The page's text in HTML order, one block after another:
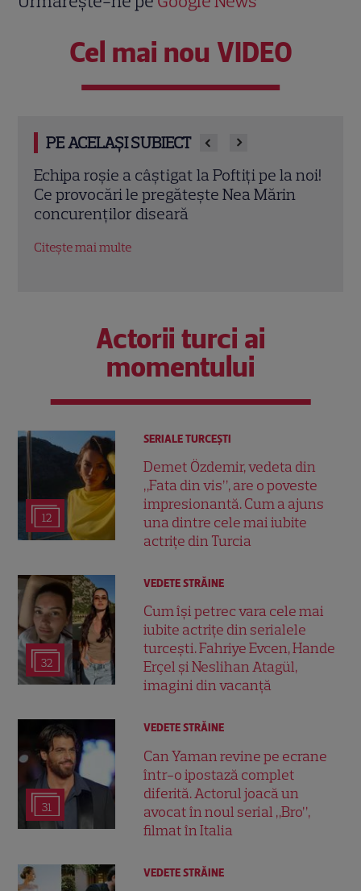
Cel mai nou VIDEO
PE ACELAȘI SUBIECT
Echipa roșie a câștigat la Poftiți pe la noi!
Ce provocări le pregătește Nea Mărin
concurenților diseară
Citește mai multe
Actorii turci ai
momentului
12
SERIALE TURCEŞTI
Demet Özdemir, vedeta din
„Fata din vis”, are o poveste
impresionantă. Cum a ajuns
una dintre cele mai iubite
actrițe din Turcia
32
VEDETE STRĂINE
Cum își petrec vara cele mai
iubite actrițe din serialele
turcești. Fahriye Evcen, Hande
Erçel și Neslihan Atagül,
imagini din vacanță
31
VEDETE STRĂINE
Can Yaman revine pe ecrane
într-o ipostază complet
diferită. Actorul joacă un
avocat în noul serial „Bro”,
filmat în Italia
VEDETE STRĂINE